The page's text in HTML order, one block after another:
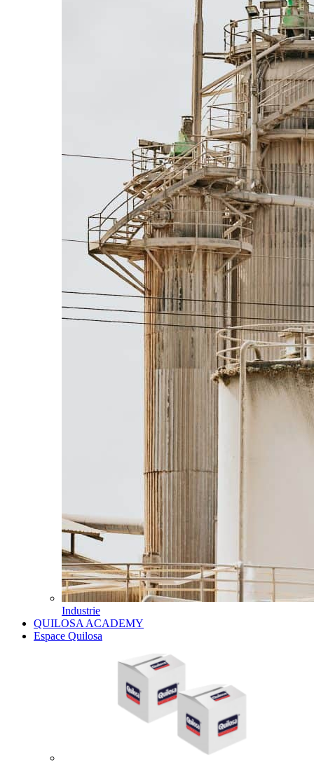
Industrie
QUILOSA ACADEMY
Espace Quilosa